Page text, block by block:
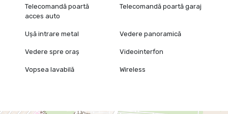
Telecomandă poartă
acces auto
Telecomandă poartă garaj
Ușă intrare metal Vedere panoramică
Vedere spre oraș Videointerfon
Vopsea lavabilă Wireless